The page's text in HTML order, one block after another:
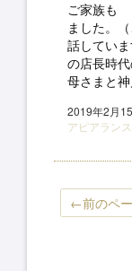
ご家族も
ました。
話してい
の店長時
母さまと
2019年2月
アピアラン
←前のペ